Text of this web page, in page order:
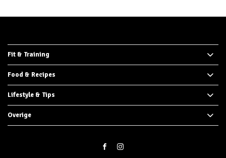
Fit & Training
Food & Recipes
Lifestyle & Tips
Overige